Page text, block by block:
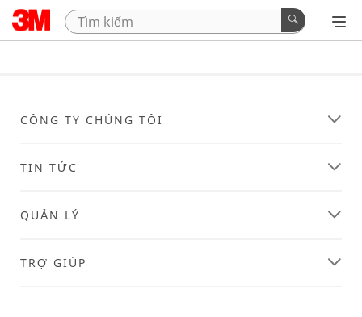
CÔNG TY CHÚNG TÔI
TIN TỨC
QUẢN LÝ
TRỢ GIÚP